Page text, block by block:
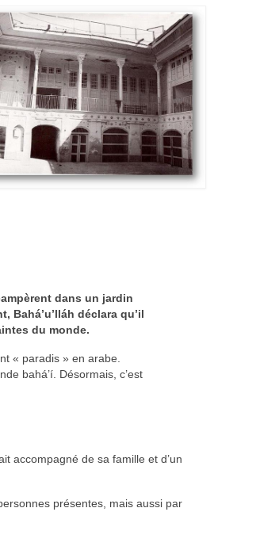
dans un jardin
Bahá’u’lláh déclara qu’il
du monde.
« paradis » en arabe.
bahá’í. Désormais, c’est
accompagné de sa famille et d’un
présentes, mais aussi par